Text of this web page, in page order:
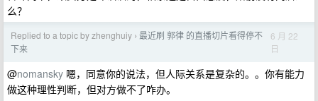
么？
Replied to a topic by zhenghuiy › 最近刷 郭律 的直播切片看得停不
下来
6 月 22
日
@nomansky 嗯，同意你的说法，但人际关系是复杂的。。你有能力
做这种理性判断，但对方做不了咋办。